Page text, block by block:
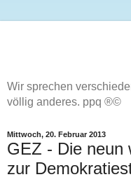
Wir sprechen
völlig anderes. ppq ®©
Mittwoch, 20. Februar 2013
GEZ - Die neun
zur